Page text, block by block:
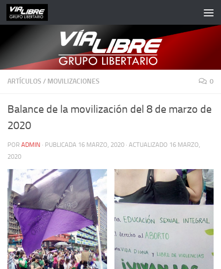
Saltar al contenido
ARTÍCULOS / MOVILIZACIONES 0
Balance de la movilización del 8 de marzo de
2020
POR ADMIN · PUBLICADA 16 MARZO, 2020 · ACTUALIZADO 16 MARZO,
2020